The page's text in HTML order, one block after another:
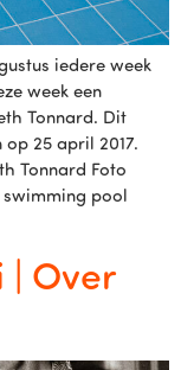
iedere week
week een
Tonnard. Dit
25 april 2017.
Tonnard Foto
swimming pool
| Over